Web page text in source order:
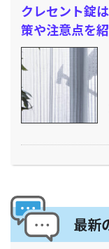
クレセント錠
策や注意点を
最新